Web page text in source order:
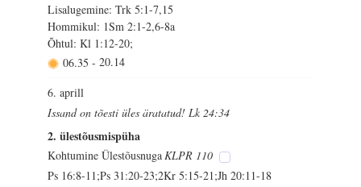
Lisalugemine: Trk 5:1-7,15
Hommikul: 1Sm 2:1-2,6-8a
Õhtul: Kl 1:12-20;
06.35 - 20.14
6. aprill
Issand on tõesti üles äratatud! Lk 24:34
2. ülestõusmispüha
Kohtumine ÜlestõusnugaKLPR 110
Ps 16:8-11;Ps 31:20-23;2Kr 5:15-21;Jh 20:11-18